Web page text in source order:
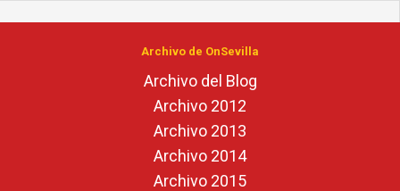
Archivo de OnSevilla
Archivo del Blog
Archivo 2012
Archivo 2013
Archivo 2014
Archivo 2015